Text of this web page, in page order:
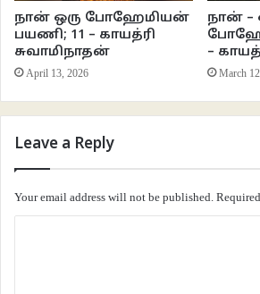
எல்லாருக்கும் கடற்கன்னிகள் மீது ஒரு ஆச்சரியம்
எப்படி நடந்தது?!
உயிரி இருப்பதாக கிரேக்கர்கள் நம்பினார்கள்.
நான் ஒரு போஹேமியன்
பயணி; 11 – காயத்ரி
சுவாமிநாதன்
April 13, 2026
நான் –
–
March
Leave a Reply
Your email address will not be published.